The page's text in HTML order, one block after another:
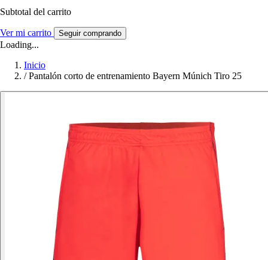
Subtotal del carrito
Ver mi carrito Seguir comprando
Loading...
Inicio
/ Pantalón corto de entrenamiento Bayern Múnich Tiro 25